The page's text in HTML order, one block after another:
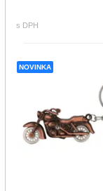
s DPH
NOVINKA